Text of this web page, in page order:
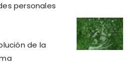
personales
de la